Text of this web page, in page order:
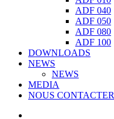
ADF 040
ADF 050
ADF 080
ADF 100
DOWNLOADS
NEWS
NEWS
MEDIA
NOUS CONTACTER